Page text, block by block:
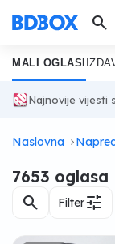
search
MALI OGLASI
Najnovije vijesti
Naslovna
7653 oglasa
search Filtertune